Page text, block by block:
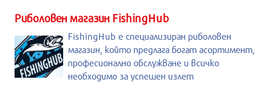
Риболовен магазин FishingHub
FishingHub е специализиран риболовен
магазин, който предлага богат асортимент,
професионално обслужване и всичко
необходимо за успешен излет